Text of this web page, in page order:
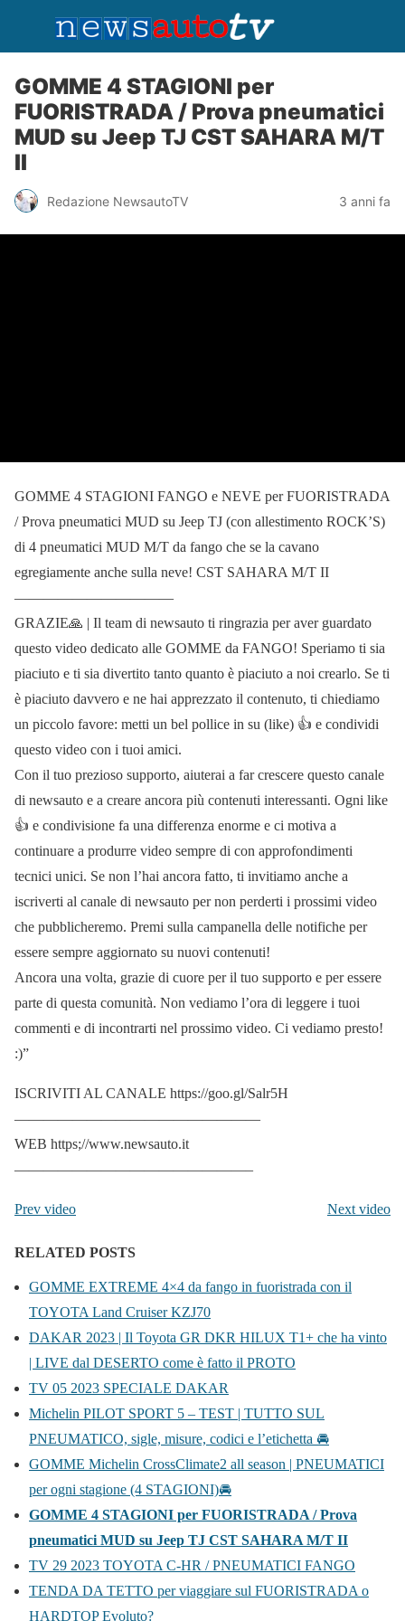
GOMME 4 STAGIONI per
FUORISTRADA / Prova pneumatici
MUD su Jeep TJ CST SAHARA M/T
II
Redazione NewsautoTV 3 anni fa
GOMME 4 STAGIONI FANGO e NEVE per FUORISTRADA
/ Prova pneumatici MUD su Jeep TJ (con allestimento ROCK’S)
di 4 pneumatici MUD M/T da fango che se la cavano
egregiamente anche sulla neve! CST SAHARA M/T II
———————————
GRAZIE🙏 | Il team di newsauto ti ringrazia per aver guardato
questo video dedicato alle GOMME da FANGO! Speriamo ti sia
piaciuto e ti sia divertito tanto quanto è piaciuto a noi crearlo. Se ti
è piaciuto davvero e ne hai apprezzato il contenuto, ti chiediamo
un piccolo favore: metti un bel pollice in su (like) 👍 e condividi
questo video con i tuoi amici.
Con il tuo prezioso supporto, aiuterai a far crescere questo canale
di newsauto e a creare ancora più contenuti interessanti. Ogni like
👍 e condivisione fa una differenza enorme e ci motiva a
continuare a produrre video sempre di con approfondimenti
tecnici unici. Se non l’hai ancora fatto, ti invitiamo anche a
iscriverti al canale di newsauto per non perderti i prossimi video
che pubblicheremo. Premi sulla campanella delle notifiche per
essere sempre aggiornato su nuovi contenuti!
Ancora una volta, grazie di cuore per il tuo supporto e per essere
parte di questa comunità. Non vediamo l’ora di leggere i tuoi
commenti e di incontrarti nel prossimo video. Ci vediamo presto!
:)”
ISCRIVITI AL CANALE https://goo.gl/Salr5H
—————————————————
WEB https;//www.newsauto.it
————————————————–
Prev video Next video
RELATED POSTS
GOMME EXTREME 4×4 da fango in fuoristrada con il
TOYOTA Land Cruiser KZJ70
DAKAR 2023 | Il Toyota GR DKR HILUX T1+ che ha vinto
| LIVE dal DESERTO come è fatto il PROTO
TV 05 2023 SPECIALE DAKAR
Michelin PILOT SPORT 5 – TEST | TUTTO SUL
PNEUMATICO, sigle, misure, codici e l’etichetta 🚘
GOMME Michelin CrossClimate2 all season | PNEUMATICI
per ogni stagione (4 STAGIONI)🚘
GOMME 4 STAGIONI per FUORISTRADA / Prova
pneumatici MUD su Jeep TJ CST SAHARA M/T II
TV 29 2023 TOYOTA C-HR / PNEUMATICI FANGO
TENDA DA TETTO per viaggiare sul FUORISTRADA o
HARDTOP Evoluto?